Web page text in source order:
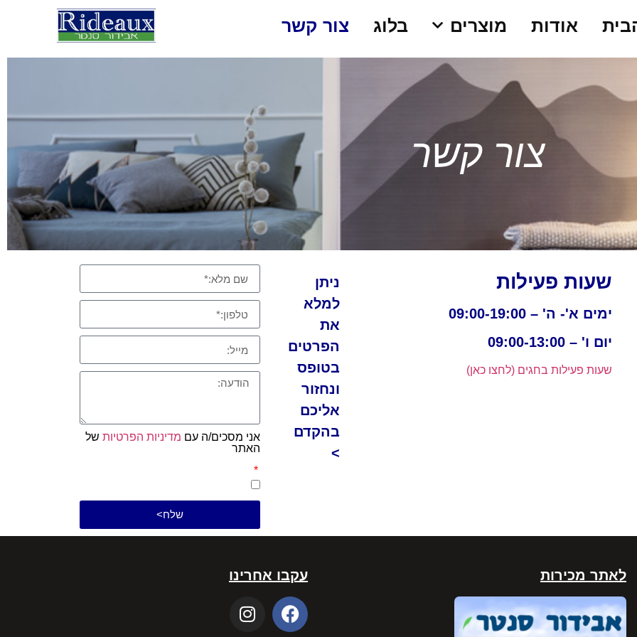
אודות מוצרים בלוג צור קשר
צור קשר
שעות פעילות
ימים א'- ה' – 09:00-19:00
יום ו' – 09:00-13:00
שעות פעילות בחגים (לחצו כאן)
ניתן
למלא
את
הפרטים
בטופס
ונחזור
אליכם
בהקדם
>
אני מסכים/ה עם מדיניות הפרטיותשל
האתר
שלח>
לאתר מכירות עקבו אחרינו